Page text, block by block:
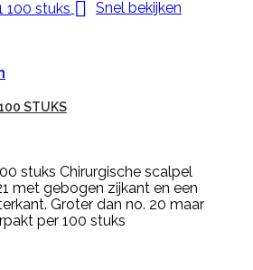

Snel bekijken
STUKS
stuks Chirurgische scalpel
met gebogen zijkant en een
Groter dan no. 20 maar
per 100 stuks